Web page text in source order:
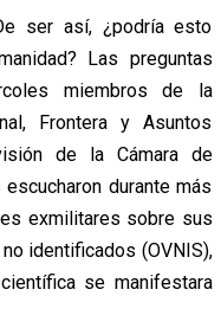
ser así, ¿podría esto
Las preguntas
miembros de la
Frontera y Asuntos
de la Cámara de
durante más
exmilitares sobre sus
identificados (OVNIS),
se manifestara